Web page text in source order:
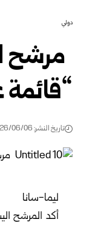
دولي
مرشح
“قائمة
تاريخ النشر: 2026/06/06 2:50 صباحًا
ليما-سانا
أكد المرشح